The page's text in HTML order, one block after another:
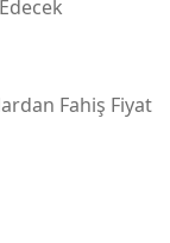
Fahiş Fiyat